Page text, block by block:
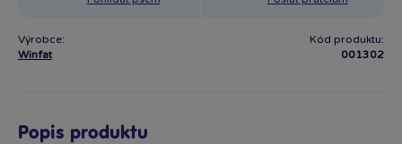
Výrobce:
Winfat
Kód produktu:
001302
Popis produktu